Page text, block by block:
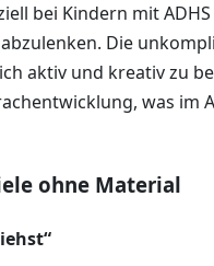
bei Kindern mit
Die
aktiv und kreativ zu
was
ohne Material